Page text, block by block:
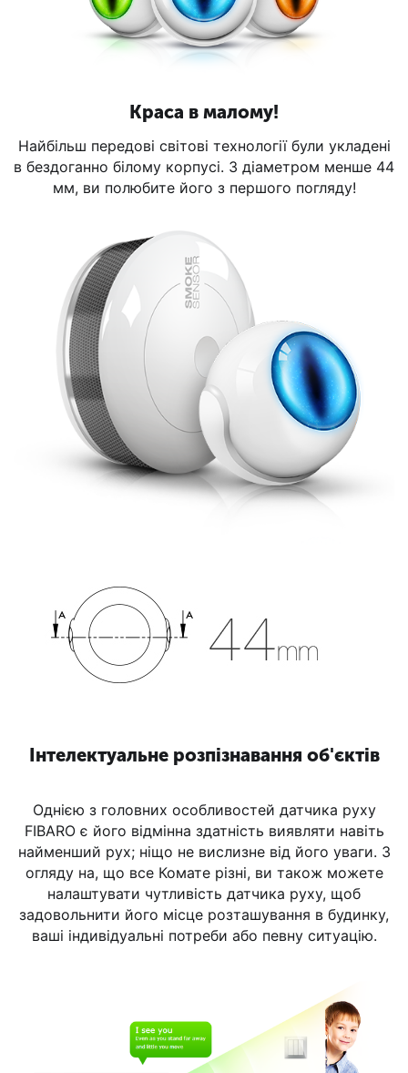
Краса в малому!
Найбільш передові світові технології були укладені
в бездоганно білому корпусі. З діаметром менше 44
мм, ви полюбите його з першого погляду!
Інтелектуальне розпізнавання об'єктів
Однією з головних особливостей датчика руху
FIBARO є його відмінна здатність виявляти навіть
найменший рух; ніщо не вислизне від його уваги. З
огляду на, що все Комате різні, ви також можете
налаштувати чутливість датчика руху, щоб
задовольнити його місце розташування в будинку,
ваші індивідуальні потреби або певну ситуацію.